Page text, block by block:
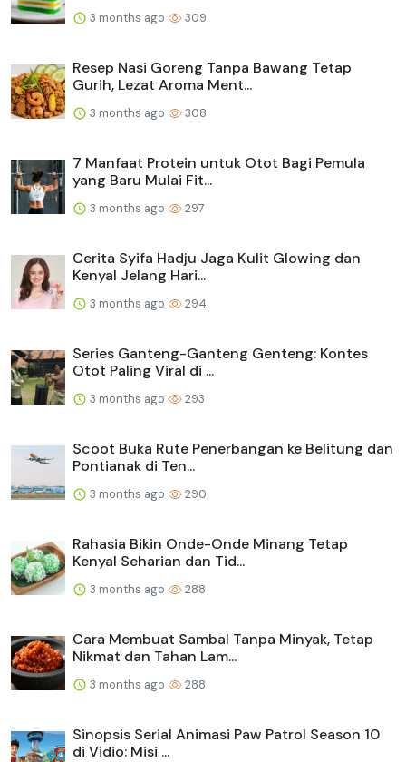
3 months ago 309
Resep Nasi Goreng Tanpa Bawang Tetap
Gurih, Lezat Aroma Ment...
3 months ago 308
7 Manfaat Protein untuk Otot Bagi Pemula
yang Baru Mulai Fit...
3 months ago 297
Cerita Syifa Hadju Jaga Kulit Glowing dan
Kenyal Jelang Hari...
3 months ago 294
Series Ganteng-Ganteng Genteng: Kontes
Otot Paling Viral di ...
3 months ago 293
Scoot Buka Rute Penerbangan ke Belitung dan
Pontianak di Ten...
3 months ago 290
Rahasia Bikin Onde-Onde Minang Tetap
Kenyal Seharian dan Tid...
3 months ago 288
Cara Membuat Sambal Tanpa Minyak, Tetap
Nikmat dan Tahan Lam...
3 months ago 288
Sinopsis Serial Animasi Paw Patrol Season 10
di Vidio: Misi ...